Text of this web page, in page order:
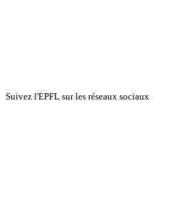
Suivez l'EPFL sur les réseaux sociaux